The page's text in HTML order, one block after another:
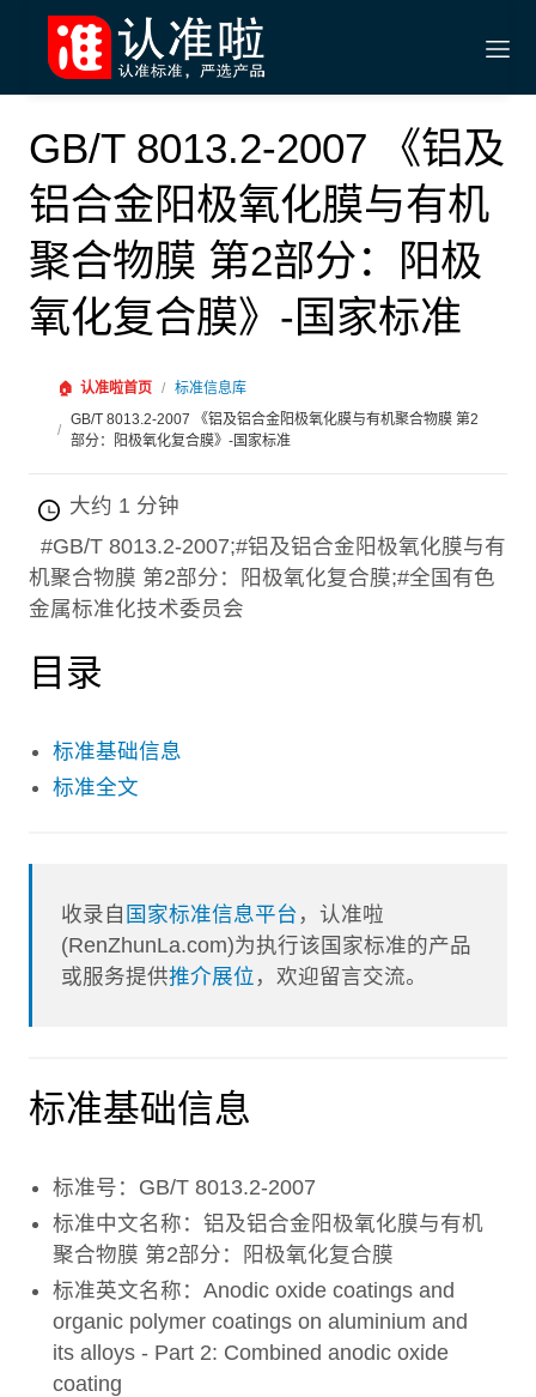
GB/T 8013.2-2007 《铝及
铝合金阳极氧化膜与有机
聚合物膜 第2部分：阳极
氧化复合膜》-国家标准
🏠 认准啦首页 / 标准信息库
/
GB/T 8013.2-2007 《铝及铝合金阳极氧化膜与有机聚合物膜 第2
部分：阳极氧化复合膜》-国家标准
大约 1 分钟
#GB/T 8013.2-2007;#铝及铝合金阳极氧化膜与有
机聚合物膜 第2部分：阳极氧化复合膜;#全国有色
金属标准化技术委员会
目录
标准基础信息
标准全文
收录自 国家标准信息平台 ，认准啦
(RenZhunLa.com)为执行该国家标准的产品
或服务提供推介展位 ，欢迎留言交流。
标准基础信息
标准号：GB/T 8013.2-2007
标准中文名称：铝及铝合金阳极氧化膜与有机
聚合物膜 第2部分：阳极氧化复合膜
标准英文名称：Anodic oxide coatings and
organic polymer coatings on aluminium and
its alloys - Part 2: Combined anodic oxide
coating